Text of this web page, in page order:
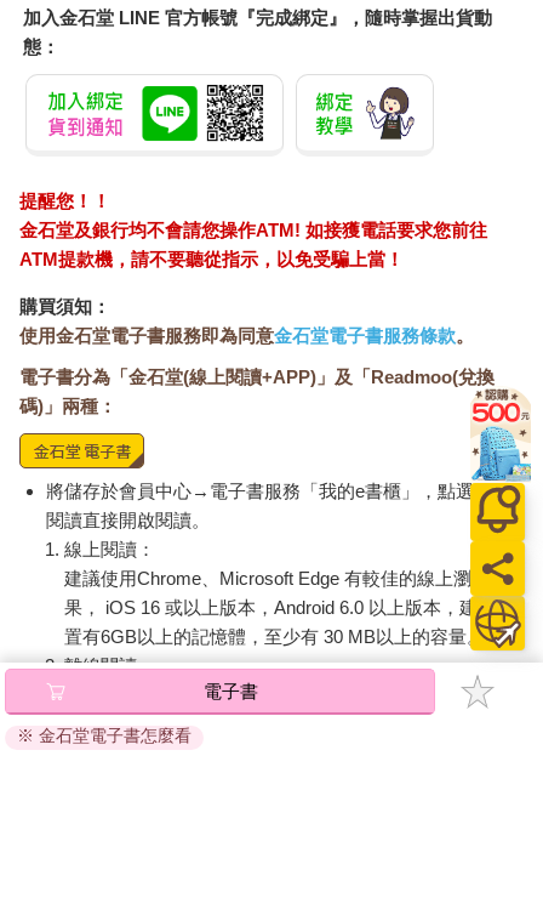
「……非常抱歉。」
儘管是氣若游絲的一聲斥責，但已經足夠讓情緒有些激動的青年
閉上嘴巴。
「近期狀況會出現變化，我允許你開始行動。」
自己為何非得為區區一個毛頭小子和小丫頭如此費心？原本根本
所願。
令人不快、厭煩又憤恨不已。
然而，倘若在這個關頭放棄，一切都將付諸流水。
為了讓自己的血脈繼續傳承下去，為了不讓這個血脈受到任何迫
害，為了留下和自己相聯繫的東西──他必須排除所有威脅。
「可別誤判了時機。」
「遵旨。那麼，敝人會一如計畫那樣開始採取行動。」
再次朝男子行禮致意後，青年帶著輕巧的腳步聲離開。
加入金石堂 LINE 官方帳號『完成綁定』，隨時掌握出貨動
態：
提醒您！！
金石堂及銀行均不會請您操作ATM! 如接獲電話要求您前往
ATM提款機，請不要聽從指示，以免受騙上當！
購買須知：
使用金石堂電子書服務即為同意金石堂電子書服務條款。
電子書分為「金石堂(線上閱讀+APP)」及「Readmoo(兌換
碼)」兩種：
將儲存於會員中心→電子書服務「我的e書櫃」，點選線上
閱讀直接開啟閱讀。
線上閱讀：
建議使用Chrome、Microsoft Edge 有較佳的線上瀏覽效
果， iOS 16 或以上版本，Android 6.0 以上版本，建議裝
置有6GB以上的記憶體，至少有 30 MB以上的容量。
離線閱讀：
Android
安裝電子書APP後，請依照提示登入「會員中心」→「我
電子書
※ 金石堂電子書怎麼看